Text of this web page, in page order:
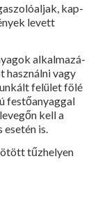
kap­
levett
alkalmazá­
használni vagy
felület fölé
festőanyaggal
kell a
is.
tűzhelyen